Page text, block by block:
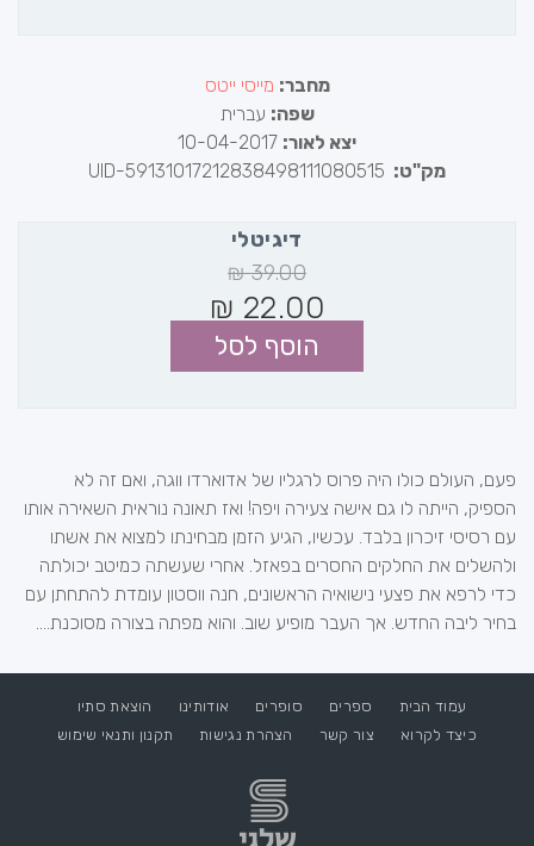
מחבר: מייסי ייטס
שפה: עברית
יצא לאור:
מק"ט:
דיגיטלי
39.00
₪
22.00
₪
הוסף לסל
פעם, העולם כולו היה פרוס לרגליו של אדוארדו ווגה, ואם זה לא
הספיק, הייתה לו גם אישה צעירה ויפה! ואז תאונה נוראית השאירה אותו
עם רסיסי זיכרון בלבד. עכשיו, הגיע הזמן מבחינתו למצוא את אשתו
ולהשלים את החלקים החסרים בפאזל. אחרי שעשתה כמיטב יכולתה
כדי לרפא את פצעי נישואיה הראשונים, חנה ווסטון עומדת להתחתן עם
בחיר ליבה החדש. אך העבר מופיע שוב. והוא מפתה בצורה מסוכנת....
עמוד הבית ספרים סופרים אודותינו
הוצאת סתיו
כיצד לקרוא
צור קשר הצהרת נגישות תקנון ותנאי שימוש